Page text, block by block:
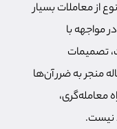
از معاملات بسیار
مواجهه با
تصمیمات
منجر به ضرر آن‌ها
معامله‌گری،
نیست.